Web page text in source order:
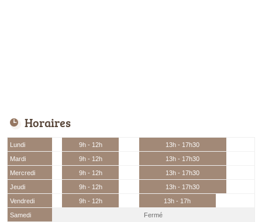
Horaires
Lundi 9h - 12h
13h - 17h30
Mardi
9h - 12h
13h - 17h30
Mercredi
9h - 12h
13h - 17h30
Jeudi
9h - 12h
13h - 17h30
Vendredi
9h - 12h
13h - 17h
Samedi
Fermé